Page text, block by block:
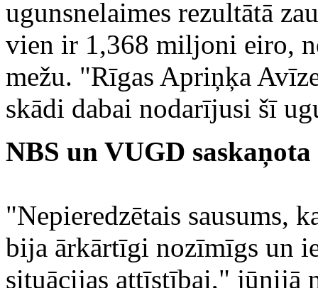
ugunsnelaimes rezultātā
vien ir 1,368 miljoni eiro,
mežu. "Rīgas Apriņķa
skādi dabai nodarījusi šī
NBS un VUGD
"Nepieredzētais sausums,
bija ārkārtīgi nozīmīgs un
situācijas attīstībai," jūnijā